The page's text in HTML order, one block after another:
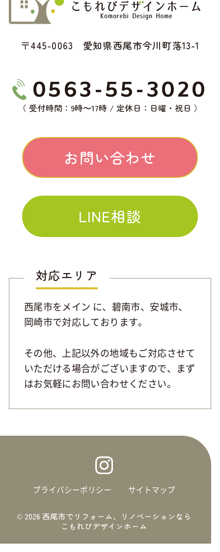
〒445-0063 愛知県西尾市今川町落13-1
0563-55-3020
（ 受付時間：9時〜17時 / 定休日：日曜・祝日 ）
お問い合わせ
LINE相談
対応エリア
西尾市をメイン に、碧南市、安城市、
岡崎市で対応しております。
その他、上記以外の地域もご対応させて
いただける場合がございますので、まず
はお気軽にお問い合わせください。
プライバシーポリシー サイトマップ
© 2026 西尾市でリフォーム、リノベーションなら
こもれびデザインホーム